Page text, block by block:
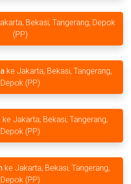
Bekasi, Tangerang, Depok
(PP)
ke Jakarta, Bekasi, Tangerang,
Depok (PP)
ke Jakarta, Bekasi, Tangerang,
Depok (PP)
ke Jakarta, Bekasi, Tangerang,
Depok (PP)